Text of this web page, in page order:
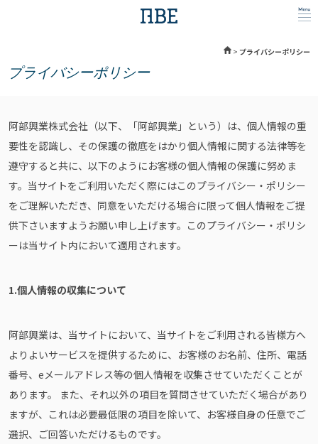
> プライバシーポリシー
プライバシーポリシー
阿部興業株式会社（以下、「阿部興業」という）は、個人情報の重
要性を認識し、その保護の徹底をはかり個人情報に関する法律等を
遵守すると共に、以下のようにお客様の個人情報の保護に努めま
す。当サイトをご利用いただく際にはこのプライバシー・ポリシー
をご理解いただき、同意をいただける場合に限って個人情報をご提
供下さいますようお願い申し上げます。このプライバシー・ポリシ
ーは当サイト内において適用されます。
1.個人情報の収集について
阿部興業は、当サイトにおいて、当サイトをご利用される皆様方へ
よりよいサービスを提供するために、お客様のお名前、住所、電話
番号、eメールアドレス等の個人情報を収集させていただくことが
あります。 また、それ以外の項目を質問させていただく場合があり
ますが、これは必要最低限の項目を除いて、お客様自身の任意でご
選択、ご回答いただけるものです。